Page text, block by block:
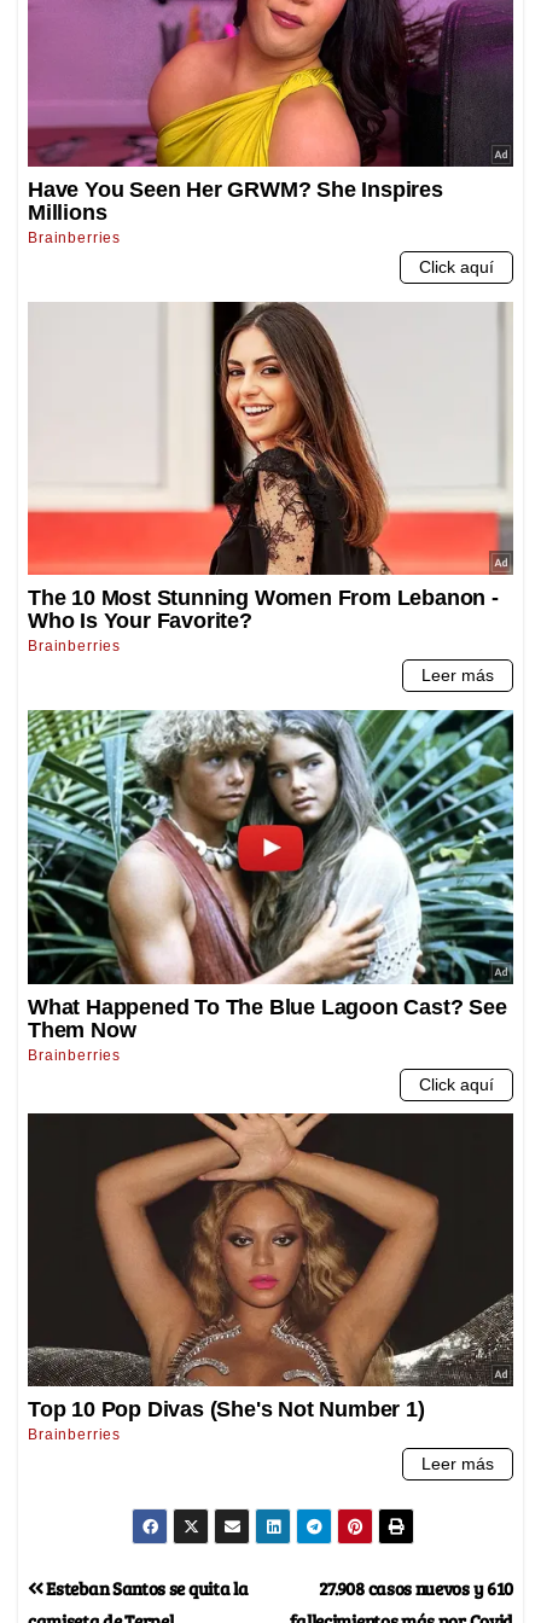
27.908 casos nuevos y 610
Esteban Santos se quita la